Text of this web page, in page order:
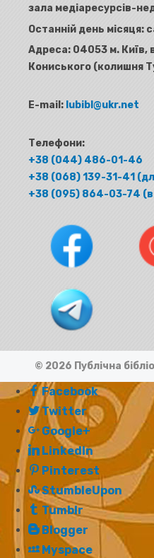
зала медіаресурсів-
Останній день місяця:
Адреса: 04053 м. Київ,
Кониського (колишня
E-mail: lubibl@ukr.net
Телефони:
+38 (044) 486-01-46
+38 (068) 139-31-41
+38 (095) 864-03-74
© 2026 Публічна
Facebook
Twitter
Google+
LinkedIn
Pinterest
StumbleUpon
Tumblr
Blogger
Myspace